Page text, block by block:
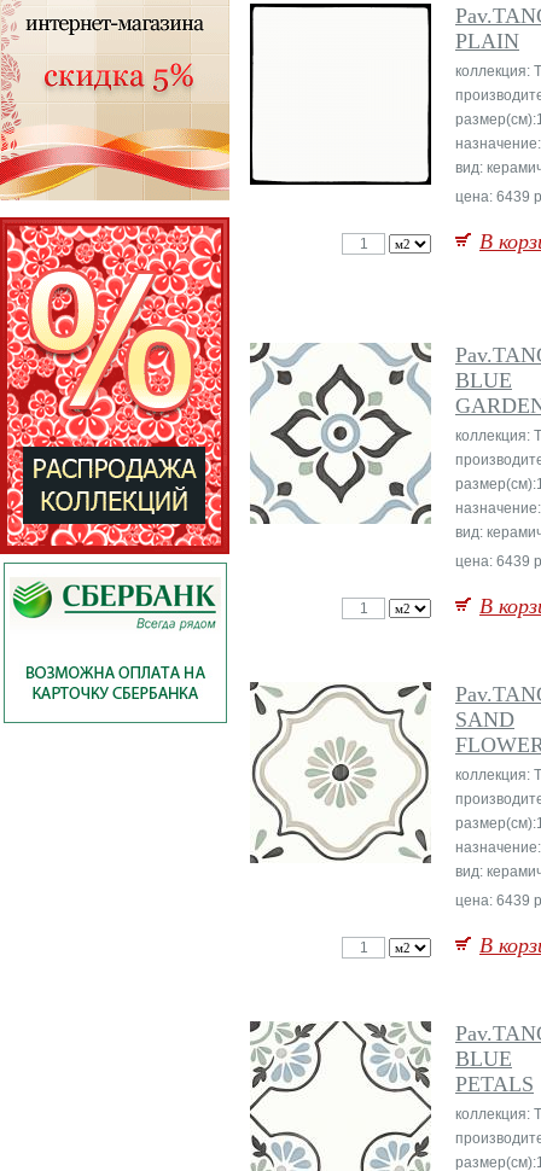
PLAIN
коллекция:
вид:
цена: 6439
В
BLUE
коллекция:
вид:
цена: 6439
В
SAND
коллекция:
вид:
цена: 6439
В
BLUE
PETALS
коллекция: